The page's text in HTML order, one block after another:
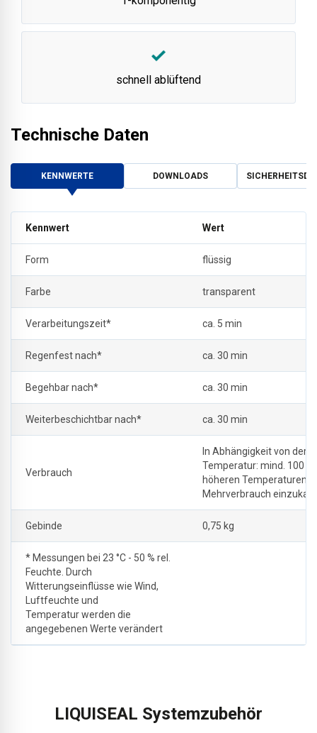
schnell ablüftend
Technische Daten
KENNWERTE DOWNLOADS
Kennwert Wert
Form flüssig
Farbe transparent
Verarbeitungszeit* ca. 5 min
Regenfest nach* ca. 30 min
Begehbar nach* ca. 30 min
Weiterbeschichtbar nach* ca. 30 min
Verbrauch
In Abhängigkeit von der
Temperatur: mind. 100 g/
höheren Temperaturen
Mehrverbrauch
Gebinde 0,75 kg
* Messungen bei 23 °C - 50 % rel.
Feuchte. Durch
Witterungseinflüsse wie Wind,
Luftfeuchte und
Temperatur werden die
angegebenen Werte verändert
LIQUISEAL Systemzubehör